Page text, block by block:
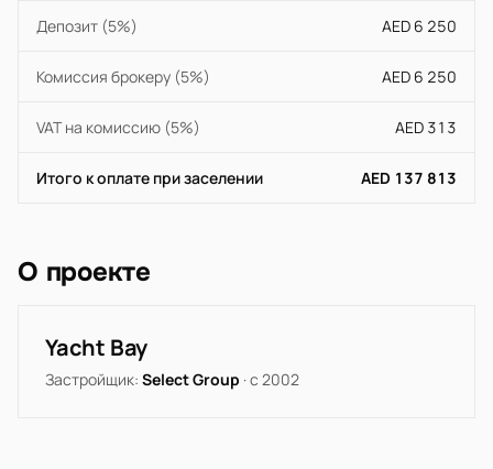
Депозит (5%) AED 6 250
Комиссия брокеру (5%) AED 6 250
VAT на комиссию (5%) AED 313
Итого к оплате при заселении AED 137 813
О проекте
Yacht Bay
Застройщик: Select Group · с 2002